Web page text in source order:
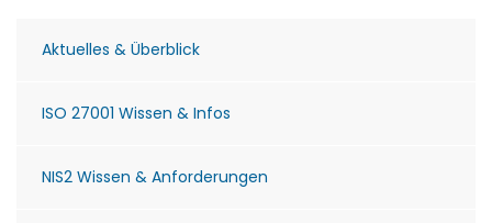
Aktuelles & Überblick
ISO 27001 Wissen & Infos
NIS2 Wissen & Anforderungen